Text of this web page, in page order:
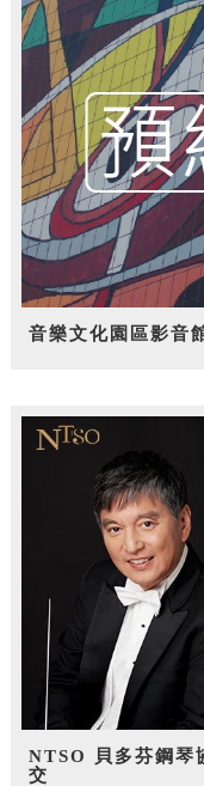
音樂文化園區影音
NTSO 貝多芬鋼琴
交